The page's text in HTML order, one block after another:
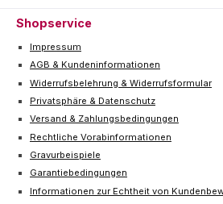
Shopservice
Impressum
AGB & Kundeninformationen
Widerrufsbelehrung & Widerrufsformular
Privatsphäre & Datenschutz
Versand & Zahlungsbedingungen
Rechtliche Vorabinformationen
Gravurbeispiele
Garantiebedingungen
Informationen zur Echtheit von